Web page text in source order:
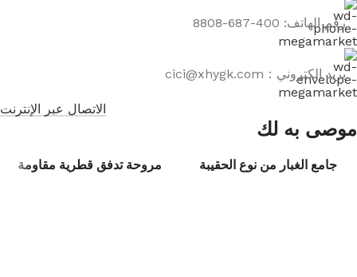
رقم الهاتف: 400-687-8808
بريد إلكتروني：cici@xhygk.com
الاتصال عبر الإنترنت
موصى به لك
جامع الغبار من نوع الحقيبة
مروحة تدفق قطرية مقاومة